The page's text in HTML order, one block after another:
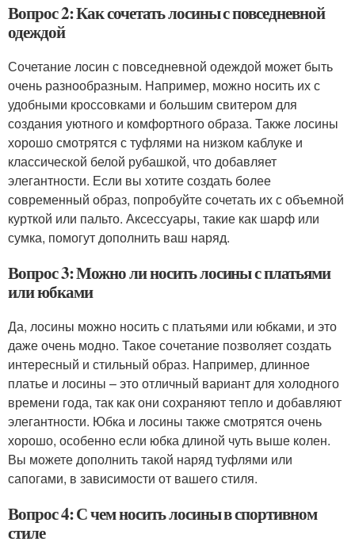
Вопрос 2: Как сочетать лосины с повседневной
одеждой
Сочетание лосин с повседневной одеждой может быть
очень разнообразным. Например, можно носить их с
удобными кроссовками и большим свитером для
создания уютного и комфортного образа. Также лосины
хорошо смотрятся с туфлями на низком каблуке и
классической белой рубашкой, что добавляет
элегантности. Если вы хотите создать более
современный образ, попробуйте сочетать их с объемной
курткой или пальто. Аксессуары, такие как шарф или
сумка, помогут дополнить ваш наряд.
Вопрос 3: Можно ли носить лосины с платьями
или юбками
Да, лосины можно носить с платьями или юбками, и это
даже очень модно. Такое сочетание позволяет создать
интересный и стильный образ. Например, длинное
платье и лосины – это отличный вариант для холодного
времени года, так как они сохраняют тепло и добавляют
элегантности. Юбка и лосины также смотрятся очень
хорошо, особенно если юбка длиной чуть выше колен.
Вы можете дополнить такой наряд туфлями или
сапогами, в зависимости от вашего стиля.
Вопрос 4: С чем носить лосины в спортивном
стиле